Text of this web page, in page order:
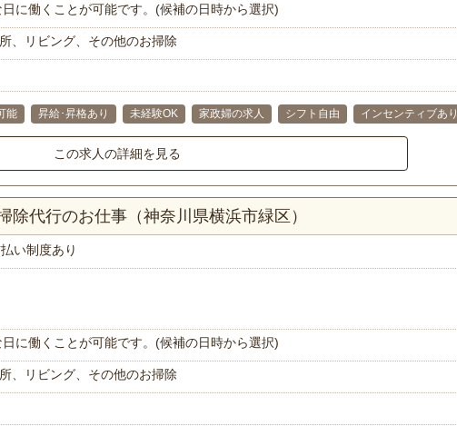
に働くことが可能です。(候補の日時から選択)
、リビング、その他のお掃除
能 昇給･昇格あり 未経験OK 家政婦の求人 シフト自由 インセンティブあり
この求人の詳細を見る
代行のお仕事（神奈川県横浜市緑区）
い制度あり
に働くことが可能です。(候補の日時から選択)
、リビング、その他のお掃除